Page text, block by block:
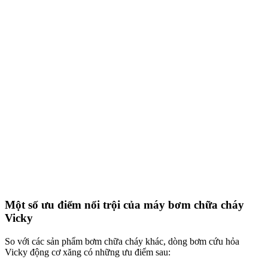
Một số ưu điểm nổi trội của máy bơm chữa cháy
Vicky
So với các sản phẩm bơm chữa cháy khác, dòng bơm cứu hỏa
Vicky động cơ xăng có những ưu điểm sau: